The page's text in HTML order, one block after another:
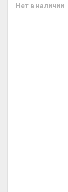
Нет в наличии